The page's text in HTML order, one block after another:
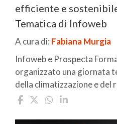
efficiente e
Tematica di Infoweb
A cura di: Fabiana Murgia
Infoweb e Prospecta
organizzato una giornata
della climatizzazione e del